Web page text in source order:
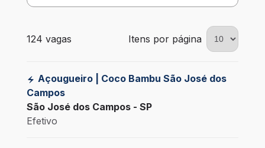
124 vagas encontradas para 0 filtros aplicados
124 vagas Itens por página
Açougueiro | Coco Bambu São José dos
Campos
São José dos Campos - SP
Efetivo